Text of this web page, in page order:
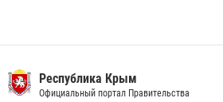
Росгвардейцы Крыма и Севастополя
Республика Крым
Официальный портал Правительства